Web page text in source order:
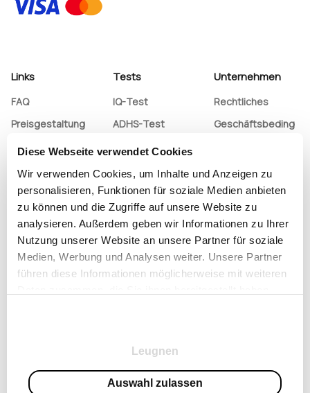
Diese Webseite verwendet Cookies
Wir verwenden Cookies, um Inhalte und Anzeigen zu
personalisieren, Funktionen für soziale Medien anbieten
zu können und die Zugriffe auf unsere Website zu
analysieren. Außerdem geben wir Informationen zu Ihrer
Nutzung unserer Website an unsere Partner für soziale
Medien, Werbung und Analysen weiter. Unsere Partner
führen diese Informationen möglicherweise mit weiteren
Einstellungen
Auswahl zulassen
Leugnen
Links
FAQ
Preisgestaltung
Kontaktiere uns
Abbestellen
Tests
IQ-Test
ADHS-Test
Englischtest
MBTI-Test
Unternehmen
Rechtliches
Geschäftsbeding
inie
Abonnementrichtl
inie
© Copyright 2023, Alle Rechte vorbehalten
EUR Deutsch